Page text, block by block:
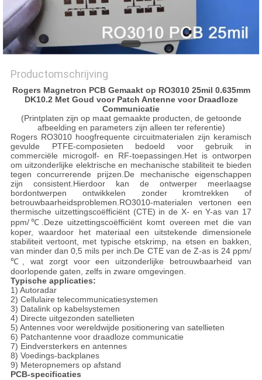
Productomschrijving
Rogers Magnetron PCB Gemaakt op RO3010 25mil 0.635mm
DK10.2 Met Goud voor Patch Antenne voor Draadloze
Communicatie
(Printplaten zijn op maat gemaakte producten, de getoonde
afbeelding en parameters zijn alleen ter referentie)
Rogers RO3010 hoogfrequente circuitmaterialen zijn keramisch
gevulde PTFE-composieten bedoeld voor gebruik in
commerciële microgolf- en RF-toepassingen.Het is ontworpen
om uitzonderlijke elektrische en mechanische stabiliteit te bieden
tegen concurrerende prijzen.De mechanische eigenschappen
zijn consistent.Hierdoor kan de ontwerper meerlaagse
bordontwerpen ontwikkelen zonder kromtrekken of
betrouwbaarheidsproblemen.RO3010-materialen vertonen een
thermische uitzettingscoëfficiënt (CTE) in de X- en Y-as van 17
ppm/℃.Deze uitzettingscoëfficiënt komt overeen met die van
koper, waardoor het materiaal een uitstekende dimensionele
stabiliteit vertoont, met typische etskrimp, na etsen en bakken,
van minder dan 0,5 mils per inch.De CTE van de Z-as is 24 ppm/
℃, wat zorgt voor een uitzonderlijke betrouwbaarheid van
doorlopende gaten, zelfs in zware omgevingen.
Typische applicaties:
1) Autoradar
2) Cellulaire telecommunicatiesystemen
3) Datalink op kabelsystemen
4) Directe uitgezonden satellieten
5) Antennes voor wereldwijde positionering van satellieten
6) Patchantenne voor draadloze communicatie
7) Eindversterkers en antennes
8) Voedings-backplanes
9) Meteropnemers op afstand
PCB-specificaties